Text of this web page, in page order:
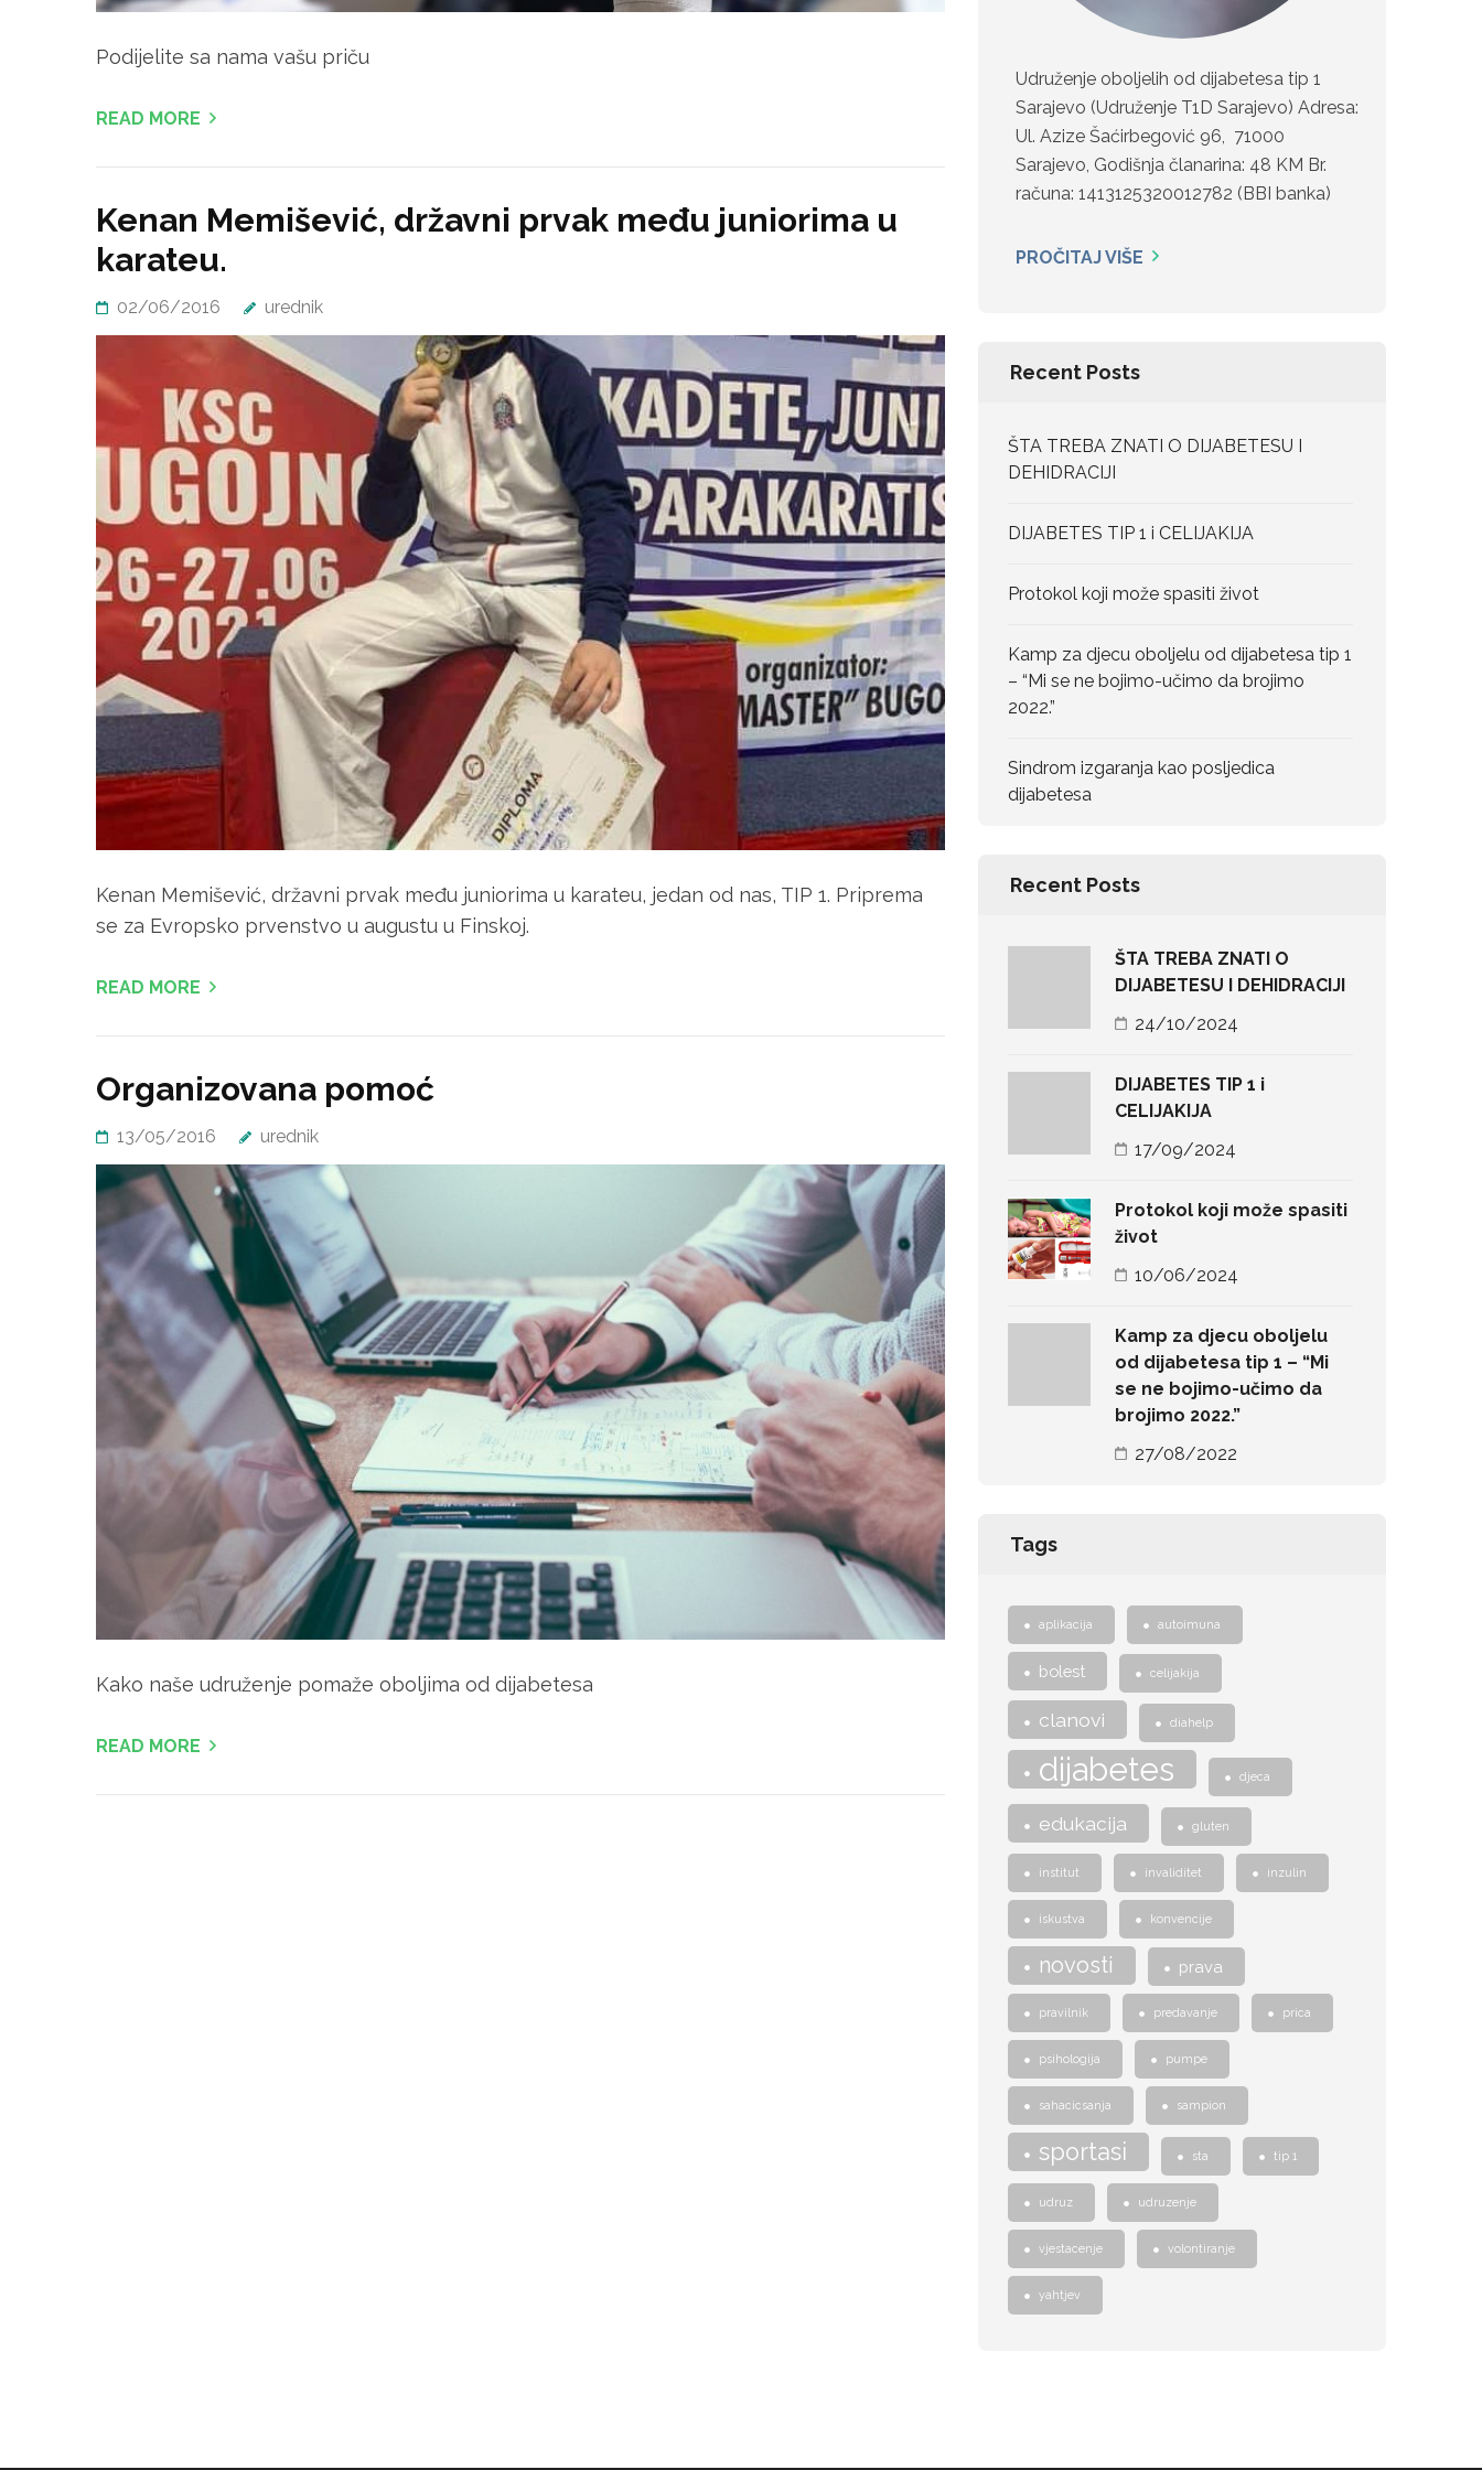
Podijelite sa nama vašu priču
READ MORE
Kenan Memišević, državni prvak među juniorima u
karateu.
02/06/2016 urednik
Kenan Memišević, državni prvak među juniorima u karateu, jedan od nas, TIP 1. Priprema
se za Evropsko prvenstvo u augustu u Finskoj.
READ MORE
Organizovana pomoć
13/05/2016 urednik
Kako naše udruženje pomaže oboljima od dijabetesa
READ MORE
Udruženje oboljelih od dijabetesa tip 1
Sarajevo (Udruženje T1D Sarajevo) Adresa:
Ul. Azize Šaćirbegović 96, 71000
Sarajevo, Godišnja članarina: 48 KM Br.
računa: 1413125320012782 (BBI banka)
PROČITAJ VIŠE
Recent Posts
ŠTA TREBA ZNATI O DIJABETESU I
DEHIDRACIJI
DIJABETES TIP 1 i CELIJAKIJA
Protokol koji može spasiti život
Kamp za djecu oboljelu od dijabetesa tip 1
– “Mi se ne bojimo-učimo da brojimo
2022.”
Sindrom izgaranja kao posljedica
dijabetesa
Recent Posts
ŠTA TREBA ZNATI O
DIJABETESU I DEHIDRACIJI
24/10/2024
DIJABETES TIP 1 i
CELIJAKIJA
17/09/2024
Protokol koji može spasiti
život
10/06/2024
Kamp za djecu oboljelu
od dijabetesa tip 1 – “Mi
se ne bojimo-učimo da
brojimo 2022.”
27/08/2022
Tags
aplikacija autoimuna
bolest celijakija
clanovi diahelp
dijabetes djeca
edukacija gluten
institut invaliditet inzulin
iskustva konvencije
novosti prava
pravilnik predavanje prica
psihologija pumpe
sahacicsanja sampion
sportasi sta tip 1
udruz udruzenje
vjestacenje volontiranje
yahtjev